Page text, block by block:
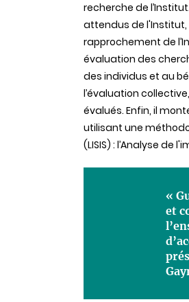
recherche de
attendus de l'Institut,
rapprochement de
évaluation des
des individus et au
l’évaluation
évalués. Enfin, il
utilisant une
(LISIS) : l’Analyse de
«
et